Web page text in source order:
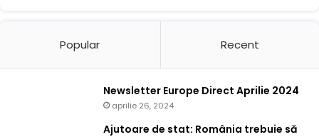
Popular Recent
Newsletter Europe Direct Aprilie 2024
aprilie 26, 2024
Ajutoare de stat: România trebuie să